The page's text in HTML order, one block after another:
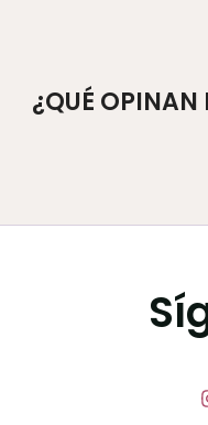
¿QUÉ OPINAN